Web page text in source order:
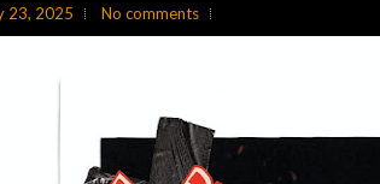
23, 2025 No comments